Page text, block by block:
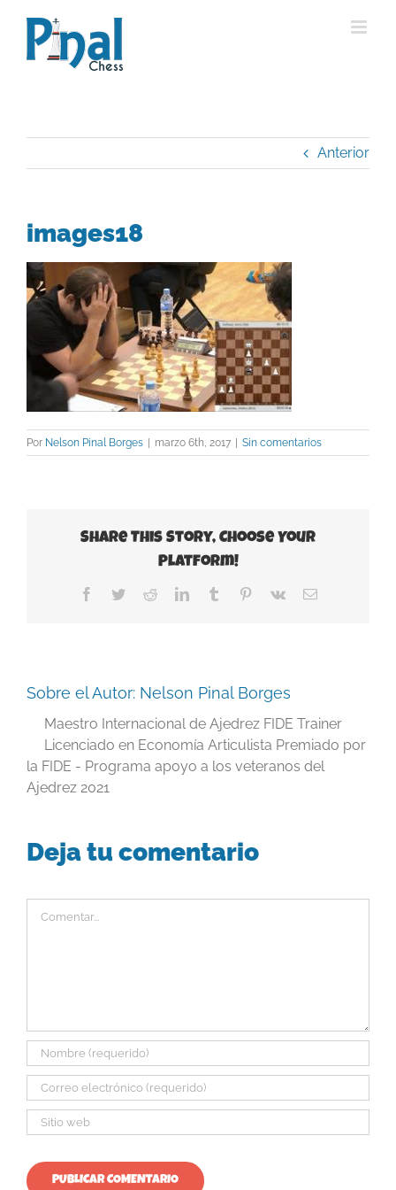
contenido
Anterior
images18
Por Nelson Pinal Borges | marzo 6th, 2017 | Sin comentarios
Share This Story, Choose Your
Platform!
Facebook
TwitterRedditLinkedInTumblr Pinterest
Vk
Correo
Sobre el Autor: Nelson Pinal Borges
Maestro Internacional de Ajedrez FIDE Trainer
Licenciado en Economía Articulista Premiado por
la FIDE - Programa apoyo a los veteranos del
Ajedrez 2021
Deja tu comentario